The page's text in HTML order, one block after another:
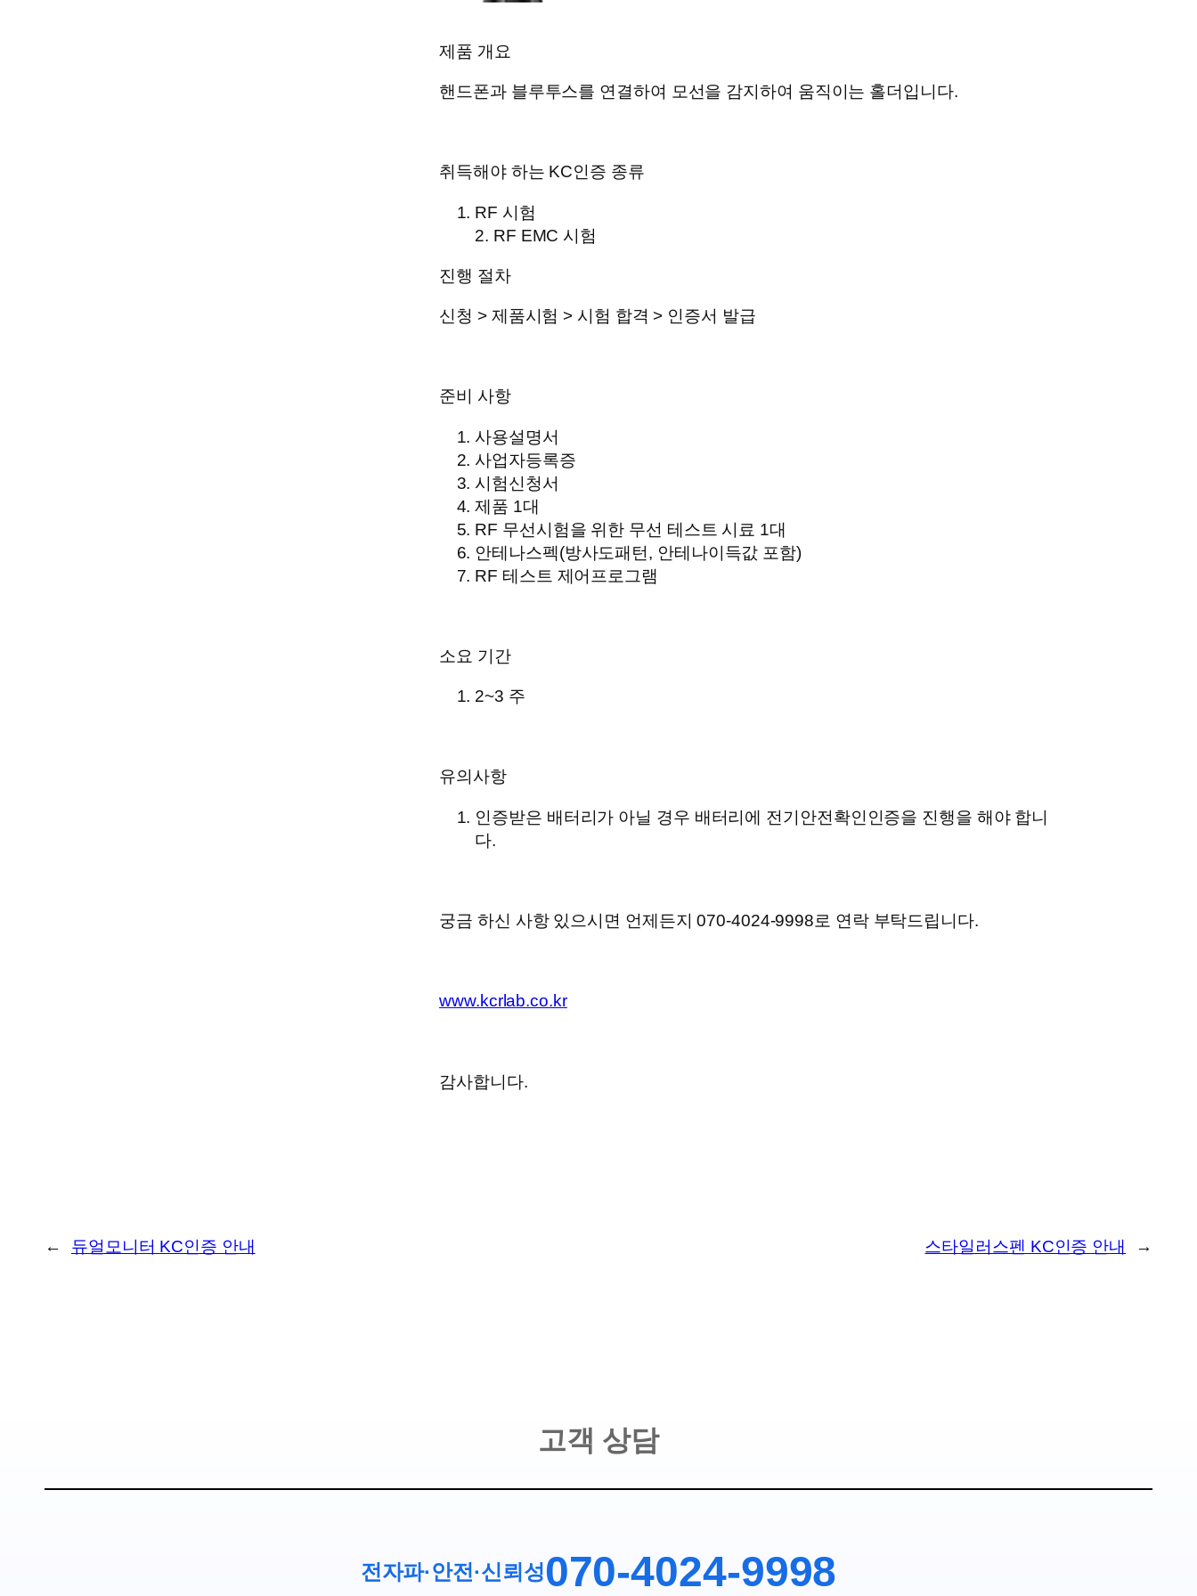
제품 개요
핸드폰과 블루투스를 연결하여 모선을 감지하여 움직이는 홀더입니다.
취득해야 하는 KC인증 종류
RF 시험
2. RF EMC 시험
진행 절차
신청 > 제품시험 > 시험 합격 > 인증서 발급
준비 사항
사용설명서
사업자등록증
시험신청서
제품 1대
RF 무선시험을 위한 무선 테스트 시료 1대
안테나스펙(방사도패턴, 안테나이득값 포함)
RF 테스트 제어프로그램
소요 기간
2~3 주
유의사항
인증받은 배터리가 아닐 경우 배터리에 전기안전확인인증을 진행을 해야 합니
다.
궁금 하신 사항 있으시면 언제든지 070-4024-9998로 연락 부탁드립니다.
www.kcrlab.co.kr
감사합니다.
← 듀얼모니터 KC인증 안내 스타일러스펜 KC인증 안내 →
고객 상담
전자파·안전·신뢰성070-4024-9998